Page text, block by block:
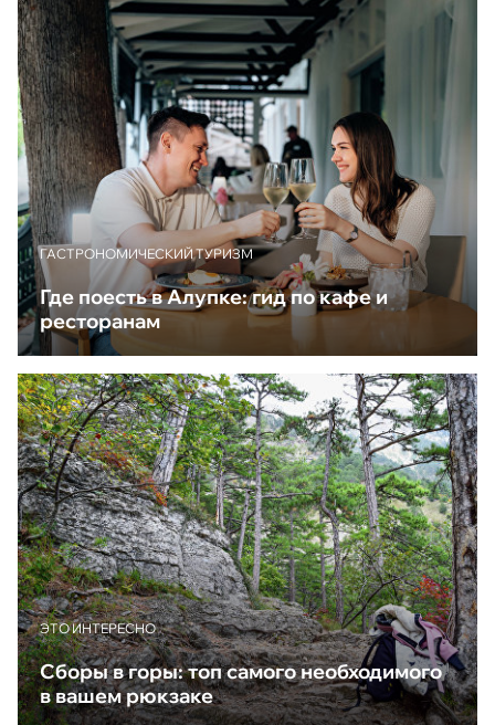
ГАСТРОНОМИЧЕСКИЙ ТУРИЗМ
Где поесть в Алупке: гид по кафе и
ресторанам
ЭТО ИНТЕРЕСНО
Сборы в горы: топ самого необходимого
в вашем рюкзаке